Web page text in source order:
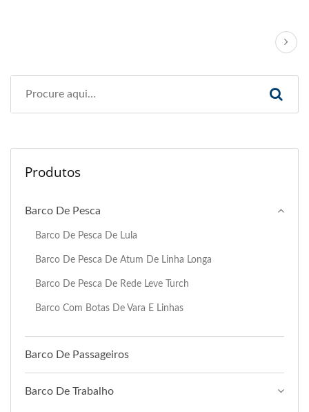
Produtos
Barco De Pesca
Barco De Pesca De Lula
Barco De Pesca De Atum De Linha Longa
Barco De Pesca De Rede Leve Turch
Barco Com Botas De Vara E Linhas
Barco De Passageiros
Barco De Trabalho